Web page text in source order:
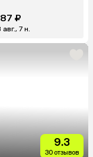
₽
7 н.
9.3
30 отзывов